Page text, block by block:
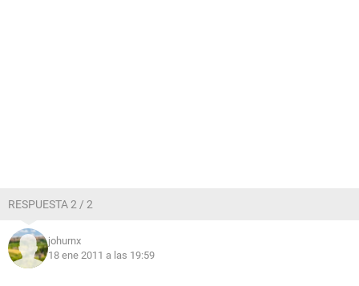
RESPUESTA 2 / 2
johurnx
18 ene 2011 a las 19:59